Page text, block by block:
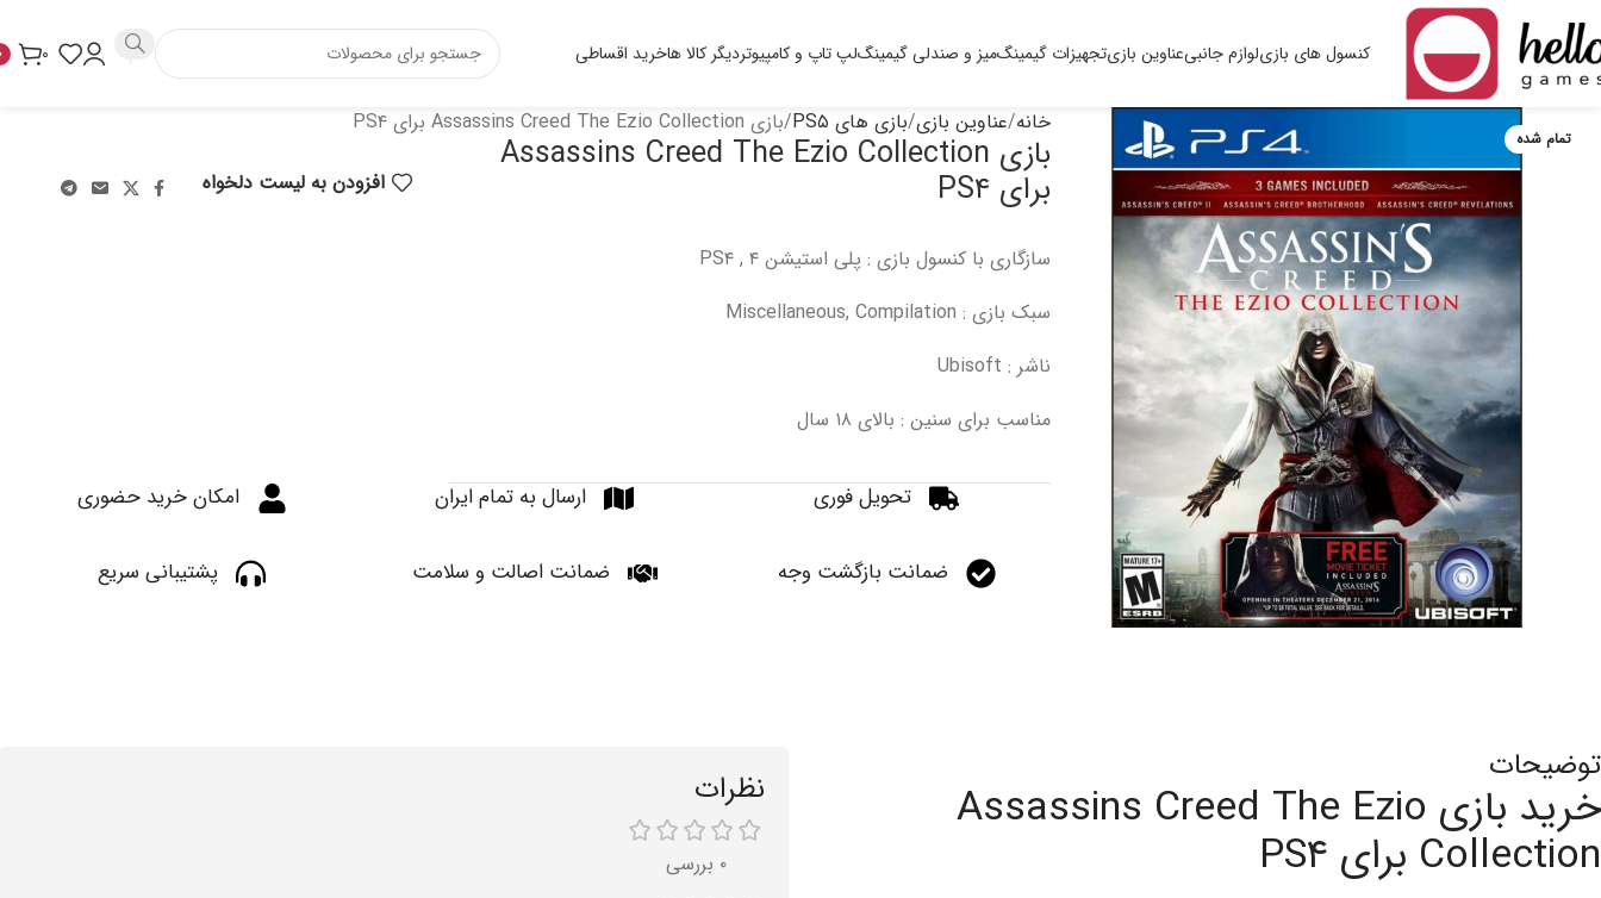
کنسول های بازیلوازم جانبیعناوین بازیتجهیزات گیمینگمیز و صندلی گیمینگلپ تاپ و کامپیوتردیگر کالا هاخرید اقساطی ۰
تمام شده
خانه عناوین بازی بازی های PS۵ بازی Assassins Creed The Ezio Collection برای PS۴
بازی Assassins Creed The Ezio Collection
برای PS۴
سازگاری با کنسول بازی : پلی استیشن ۴ , PS۴
سبک بازی :
Miscellaneous,Compilation
ناشر : Ubisoft
مناسب برای سنین : بالای ۱۸ سال
افزودن به لیست دلخواه
تحویل فوری ارسال به تمام ایران امکان خرید حضوری
ضمانت بازگشت وجه ضمانت اصالت و سلامت پشتیبانی سریع
توضیحات
خرید بازی Assassins Creed The Ezio
Collection برای PS۴
نظرات
۰ بررسی